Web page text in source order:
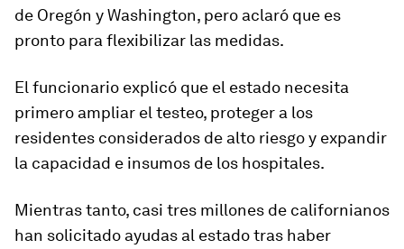
de Oregón y Washington, pero aclaró que es
pronto para flexibilizar las medidas.
El funcionario explicó que el estado necesita
primero ampliar el testeo, proteger a los
residentes considerados de alto riesgo y expandir
la capacidad e insumos de los hospitales.
Mientras tanto, casi tres millones de californianos
han solicitado ayudas al estado tras haber